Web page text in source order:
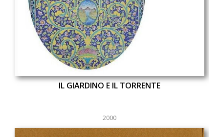
IL GIARDINO E IL TORRENTE
2000